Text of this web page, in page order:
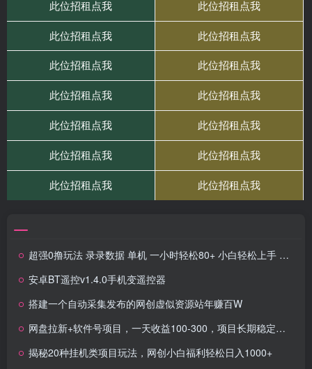
超强0撸玩法 录录数据 单机 一小时轻松80+ 小白轻松上手 简单0成本【仅揭秘】
安卓BT遥控v1.4.0手机变遥控器
搭建一个自动采集发布的网创虚似资源站年赚百W
网盘拉新+软件号项目，一天收益100-300，项目长期稳定，可以持续賺钱
揭秘20种挂机类项目玩法，网创小白福利轻松日入1000+